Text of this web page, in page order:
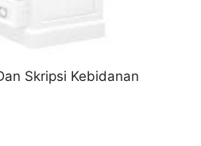
Skripsi Kebidanan